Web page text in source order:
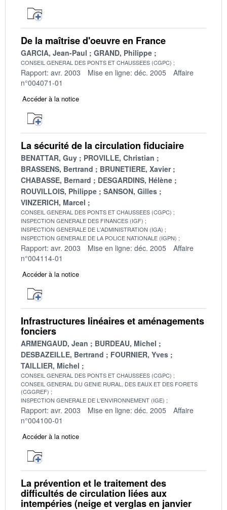
De la maîtrise d'oeuvre en France
GARCIA, Jean-Paul GRAND, Philippe
CONSEIL GENERAL DES PONTS ET CHAUSSEES (CGPC)
Rapport: avr. 2003 Mise en ligne: déc. 2005
Affaire
n°004071-01
Accéder à la notice
La sécurité de la circulation fiduciaire
BENATTAR, Guy
PROVILLE, Christian
BRASSENS, Bertrand
BRUNETIERE, Xavier
CHABASSE, Bernard
DESGARDINS, Hélène
ROUVILLOIS, Philippe
SANSON, Gilles
VINZERICH, Marcel
CONSEIL GENERAL DES PONTS ET CHAUSSEES (CGPC)
INSPECTION GENERALE DES FINANCES (IGF)
INSPECTION GENERALE DE L'ADMINISTRATION (IGA)
INSPECTION GENERALE DE LA POLICE NATIONALE (IGPN)
Rapport: avr. 2003 Mise en ligne: déc. 2005
Affaire
n°004114-01
Accéder à la notice
Infrastructures linéaires et aménagements
fonciers
ARMENGAUD, Jean
BURDEAU, Michel
DESBAZEILLE, Bertrand
FOURNIER, Yves
TAILLIER, Michel
CONSEIL GENERAL DES PONTS ET CHAUSSEES (CGPC)
CONSEIL GENERAL DU GENIE RURAL, DES EAUX ET DES FORETS
(CGGREF)
INSPECTION GENERALE DE L'ENVIRONNEMENT (IGE)
Rapport: avr. 2003 Mise en ligne: déc. 2005
Affaire
n°004100-01
Accéder à la notice
La prévention et le traitement des
difficultés de circulation liées aux
intempéries (neige et verglas en janvier